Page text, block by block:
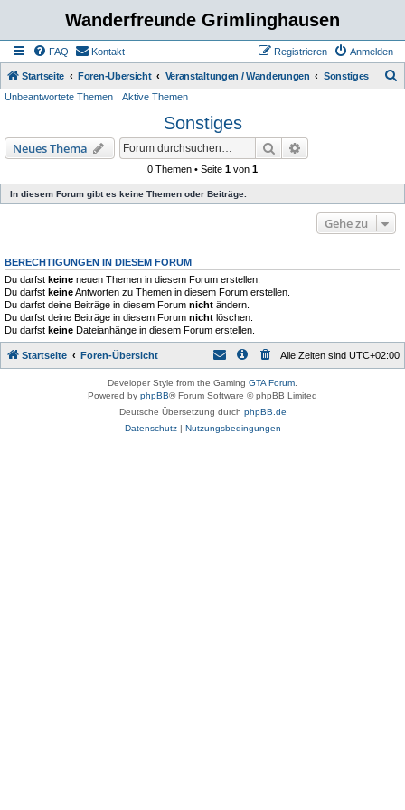
Wanderfreunde Grimlinghausen
FAQ Kontakt Anmelden
Registrieren
Startseite Foren-Übersicht Veranstaltungen / Wanderungen Sonstiges
Unbeantwortete Themen Aktive Themen
Sonstiges
Neues Thema Suche
0 Themen • Seite 1 von 1
In diesem Forum gibt es keine Themen oder Beiträge.
Gehe zu
BERECHTIGUNGEN IN DIESEM FORUM
Du darfst keine neuen Themen in diesem Forum erstellen.
Du darfst keineAntworten zu Themen in diesem Forum erstellen.
Du darfst deine Beiträge in diesem Forum nicht ändern.
Du darfst deine Beiträge in diesem Forum nicht löschen.
Du darfst keine Dateianhänge in diesem Forum erstellen.
Startseite Foren-Übersicht Alle Zeiten sind UTC+02:00
Developer Style from the Gaming GTA Forum
Powered by phpBB® Forum Software © phpBB Limited
Deutsche Übersetzung durch phpBB.de
Datenschutz| Nutzungsbedingungen